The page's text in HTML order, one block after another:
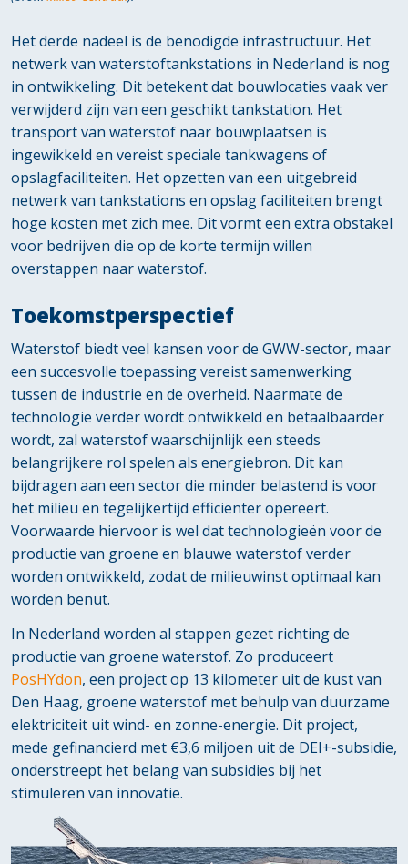
Het derde nadeel is de benodigde infrastructuur. Het
netwerk van waterstoftankstations in Nederland is nog
in ontwikkeling. Dit betekent dat bouwlocaties vaak ver
verwijderd zijn van een geschikt tankstation. Het
transport van waterstof naar bouwplaatsen is
ingewikkeld en vereist speciale tankwagens of
opslagfaciliteiten. Het opzetten van een uitgebreid
netwerk van tankstations en opslag faciliteiten brengt
hoge kosten met zich mee. Dit vormt een extra obstakel
voor bedrijven die op de korte termijn willen
overstappen naar waterstof.
Toekomstperspectief
Waterstof biedt veel kansen voor de GWW-sector, maar
een succesvolle toepassing vereist samenwerking
tussen de industrie en de overheid. Naarmate de
technologie verder wordt ontwikkeld en betaalbaarder
wordt, zal waterstof waarschijnlijk een steeds
belangrijkere rol spelen als energiebron. Dit kan
bijdragen aan een sector die minder belastend is voor
het milieu en tegelijkertijd efficiënter opereert.
Voorwaarde hiervoor is wel dat technologieën voor de
productie van groene en blauwe waterstof verder
worden ontwikkeld, zodat de milieuwinst optimaal kan
worden benut.
In Nederland worden al stappen gezet richting de
productie van groene waterstof. Zo produceert
PosHYdon, een project op 13 kilometer uit de kust van
Den Haag, groene waterstof met behulp van duurzame
elektriciteit uit wind- en zonne-energie. Dit project,
mede gefinancierd met €3,6 miljoen uit de DEI+-subsidie,
onderstreept het belang van subsidies bij het
stimuleren van innovatie.